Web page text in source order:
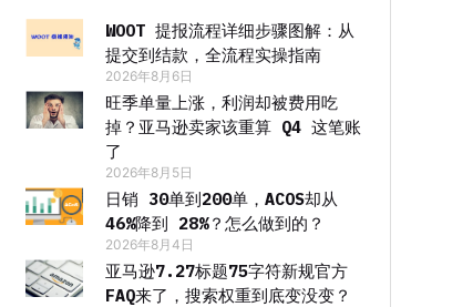
WOOT 提报流程详细步骤图解：从
提交到结款，全流程实操指南
2026年8月6日
旺季单量上涨，利润却被费用吃
掉？亚马逊卖家该重算 Q4 这笔账
了
2026年8月5日
日销 30单到200单，ACOS却从
46%降到 28%？怎么做到的？
2026年8月4日
亚马逊7.27标题75字符新规官方
FAQ来了，搜索权重到底变没变？